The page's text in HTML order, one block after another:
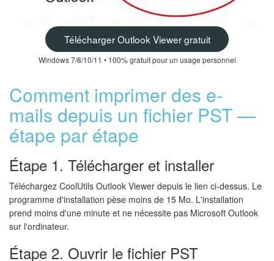
Télécharger Outlook Viewer gratuit
Windows 7/8/10/11 • 100% gratuit pour un usage personnel
Comment imprimer des e-
mails depuis un fichier PST —
étape par étape
Étape 1. Télécharger et installer
Téléchargez CoolUtils Outlook Viewer depuis le lien ci-dessus. Le
programme d'installation pèse moins de 15 Mo. L'installation
prend moins d'une minute et ne nécessite pas Microsoft Outlook
sur l'ordinateur.
Étape 2. Ouvrir le fichier PST